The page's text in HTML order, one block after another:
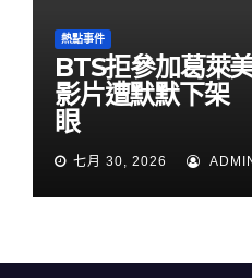
熱點事件
BTS拒參加葛萊
影片遭默默下架
眼
七月 30, 2026